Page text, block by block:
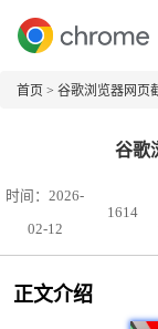
首页 > 谷歌浏览器网页
谷歌
时间：2026-
02-12
1614
正文介绍